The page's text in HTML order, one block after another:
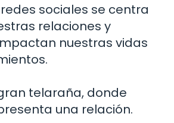
sociales se centra
relaciones y
nuestras vidas
telaraña, donde
una relación.